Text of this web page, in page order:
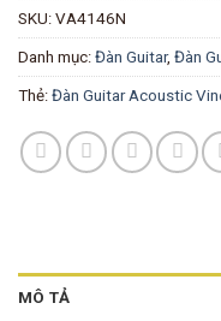
SKU: VA4146N
Danh mục: Đàn Guitar, Đàn
Thẻ: Đàn Guitar Acoustic
MÔ TẢ